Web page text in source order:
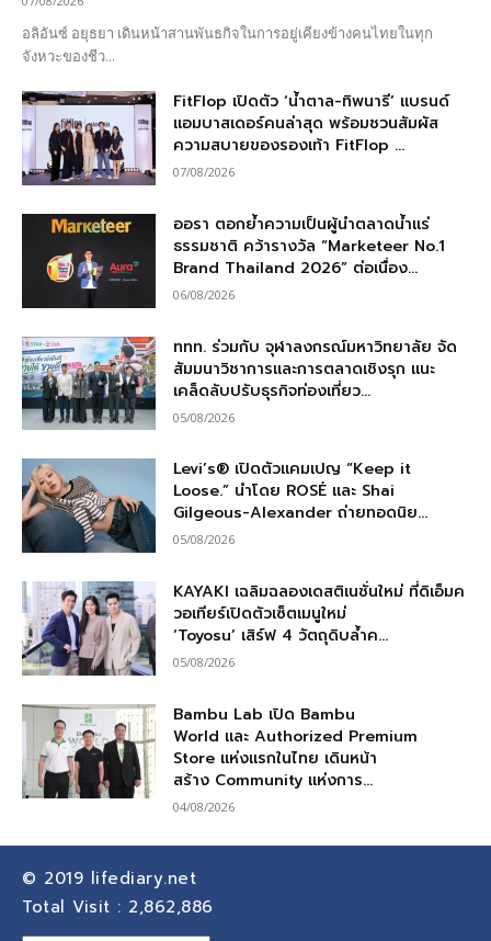
อลิอันซ์ อยุธยา เดินหน้าสานพันธกิจในการอยู่เคียงข้างคนไทยในทุก
จังหวะของชีว...
FitFlop เปิดตัว ‘น้ำตาล-ทิพนารี’ แบรนด์
แอมบาสเดอร์คนล่าสุด พร้อมชวนสัมผัส
ความสบายของรองเท้า FitFlop ...
07/08/2026
ออรา ตอกย้ำความเป็นผู้นำตลาดน้ำแร่
ธรรมชาติ คว้ารางวัล “Marketeer No.1
Brand Thailand 2026” ต่อเนื่อง...
06/08/2026
ททท. ร่วมกับ จุฬาลงกรณ์มหาวิทยาลัย จัด
สัมมนาวิชาการและการตลาดเชิงรุก แนะ
เคล็ดลับปรับธุรกิจท่องเที่ยว...
05/08/2026
Levi’s® เปิดตัวแคมเปญ “Keep it
Loose.” นำโดย ROSÉ และ Shai
Gilgeous-Alexander ถ่ายทอดนิย...
05/08/2026
KAYAKI เฉลิมฉลองเดสติเนชั่นใหม่ ที่ดิเอ็มค
วอเทียร์เปิดตัวเซ็ตเมนูใหม่
‘Toyosu’ เสิร์ฟ 4 วัตถุดิบล้ำค...
05/08/2026
Bambu Lab เปิด Bambu
World และ Authorized Premium
Store แห่งแรกในไทย เดินหน้า
สร้าง Community แห่งการ...
04/08/2026
© 2019 lifediary.net
Total Visit : 2,862,886